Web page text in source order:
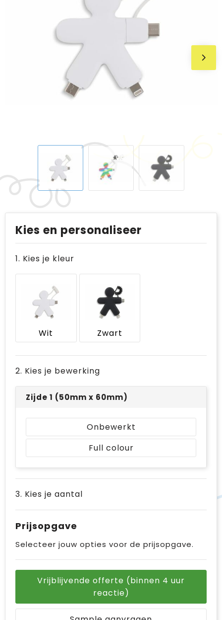
Kies en personaliseer
1. Kies je kleur
Wit Zwart
2. Kies je bewerking
Zijde 1 (50mm x 60mm)
Onbewerkt
Full colour
3. Kies je aantal
Prijsopgave
Selecteer jouw opties voor de prijsopgave.
Vrijblijvende offerte (binnen 4 uur
reactie)